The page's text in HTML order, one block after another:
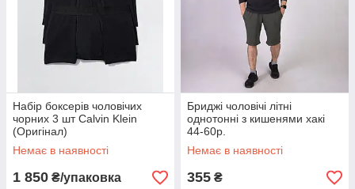
Набір боксерів чоловічих
чорних 3 шт Calvin Klein
(Оригінал)
Немає в наявності
1 850 ₴/упаковка
Бриджі чоловічі літні
однотонні з кишенями хакі
44-60р.
Немає в наявності
355 ₴